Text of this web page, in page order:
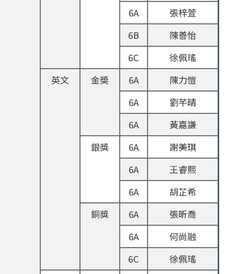
6A
張梓萱
6B
陳善怡
6C
徐佩瑤
英文
金奬 6A
陳力愷
6A
劉芊晴
6A
黃嘉謙
銀獎
6A
謝美琪
6A
王睿熙
6A
胡芷希
銅獎
6A
張昕喬
6A
何尚融
6C
徐佩瑤